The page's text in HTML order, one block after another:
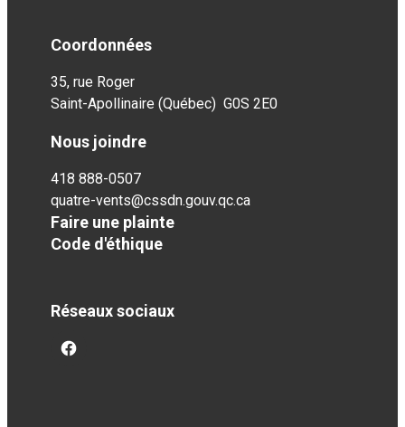
Coordonnées
35, rue Roger
Saint-Apollinaire (Québec) G0S 2E0
Nous joindre
418 888-0507
quatre-vents@cssdn.gouv.qc.ca
Faire une plainte
Code d'éthique
Réseaux sociaux
facebook